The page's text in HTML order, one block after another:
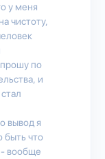
у меня
чистоту,
по
и
вывод я
быть что
- вообще